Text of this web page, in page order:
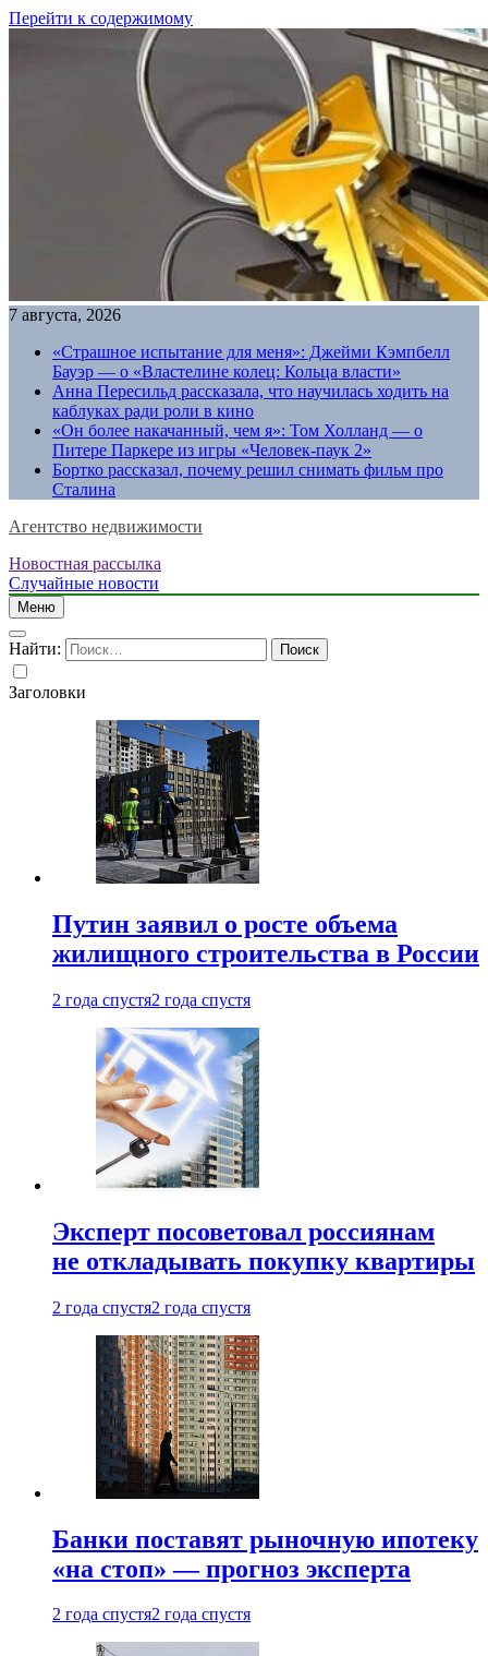
Перейти к содержимому
7 августа, 2026
«Страшное испытание для меня»: Джейми Кэмпбелл
Бауэр — о «Властелине колец: Кольца власти»
Анна Пересильд рассказала, что научилась ходить на
каблуках ради роли в кино
«Он более накачанный, чем я»: Том Холланд — о
Питере Паркере из игры «Человек-паук 2»
Бортко рассказал, почему решил снимать фильм про
Сталина
Агентство недвижимости
Новостная рассылка
Случайные новости
Меню
Найти:
Заголовки
Путин заявил о росте объема
жилищного строительства в России
2 года спустя2 года спустя
Эксперт посоветовал россиянам
не откладывать покупку квартиры
2 года спустя2 года спустя
Банки поставят рыночную ипотеку
«на стоп» — прогноз эксперта
2 года спустя2 года спустя